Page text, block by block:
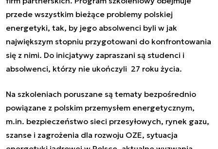
przede wszystkim bieżące problemy polskiej
energetyki, tak, by jego absolwenci byli w jak
największym stopniu przygotowani do konfrontowania
się z nimi. Do inicjatywy zapraszani są studenci i
absolwenci, którzy nie ukończyli 27 roku życia.
Na szkoleniach poruszane są tematy bezpośrednio
powiązane z polskim przemysłem energetycznym,
m.in. bezpieczeństwo sieci przesyłowych, rynek gazu,
szanse i zagrożenia dla rozwoju OZE, sytuacja